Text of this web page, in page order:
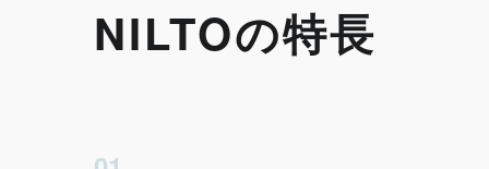
NILTOの特長